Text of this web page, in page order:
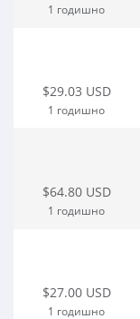
1 годишно
$29.03 USD
1 годишно
$64.80 USD
1 годишно
$27.00 USD
1 годишно